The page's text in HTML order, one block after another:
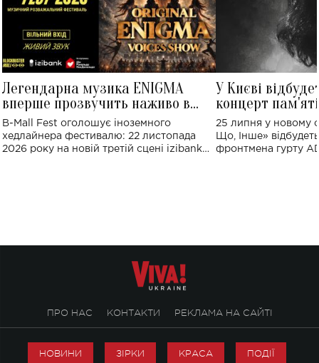
Легендарна музика ENIGMA
вперше прозвучить наживо в
Україні: де відбудеться концерт
B-Mall Fest оголошує іноземного
хедлайнера фестивалю: 22 листопада
2026 року на новій третій сцені izibank
У Києві
концерт
Клименка:
виконають
25 липня у новому
Що, Інше»
фронтмена гурту
ПРО НАС КОНТАКТИ РЕКЛАМА НА САЙТІ
НОВИНИ ЗІРКИ КРАСА ПОДІЇ